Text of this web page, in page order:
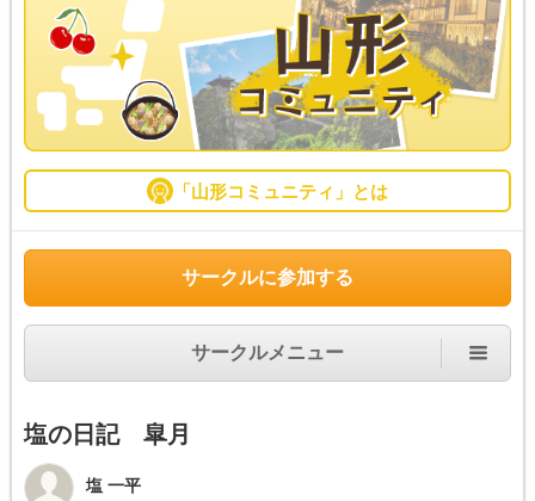
「山形コミュニティ」とは
サークルに参加する
サークルメニュー
塩の日記 皐月
塩 一平